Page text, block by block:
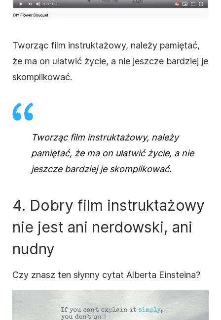
Tworząc film instruktażowy, należy pamiętać,
że ma on ułatwić życie, a nie jeszcze bardziej je
skomplikować.
Tworząc film instruktażowy, należy
pamiętać, że ma on ułatwić życie, a nie
jeszcze bardziej je skomplikować.
4. Dobry film instruktażowy
nie jest ani nerdowski, ani
nudny
Czy znasz ten słynny cytat Alberta Einsteina?